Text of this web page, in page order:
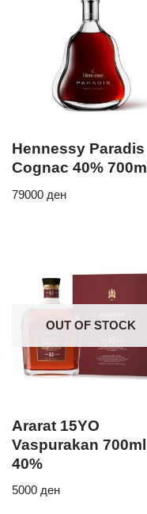
Hennessy Paradis
Cognac 40% 700ml
79000 ден
OUT OF STOCK
Ararat 15YO
Vaspurakan 700ml
40%
5000 ден